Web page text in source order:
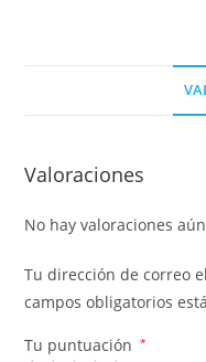
Valoraciones
No hay valoraciones
Tu dirección de correo
campos obligatorios
Tu puntuación *